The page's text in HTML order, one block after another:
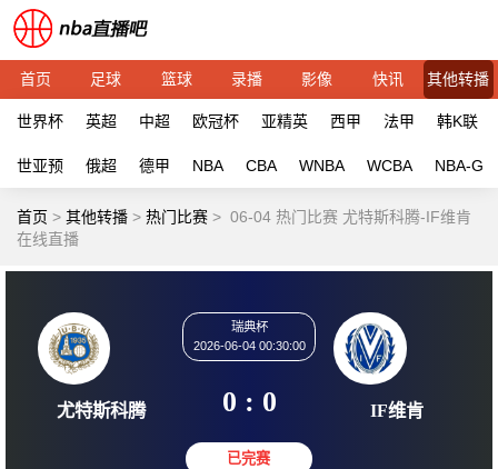
首页 足球 篮球 录播 影像 快讯 其他转播
世界杯 英超 中超 欧冠杯 亚精英 西甲 法甲 韩K联
世亚预 俄超 德甲 NBA CBA WNBA WCBA NBA-G
首页 > 其他转播 > 热门比赛 > 06-04 热门比赛 尤特斯科腾-IF维肯
在线直播
2026-06-04 00:30:00